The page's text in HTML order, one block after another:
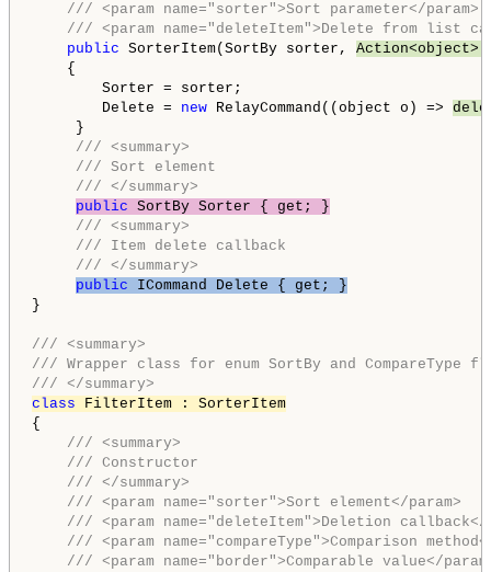
/// <param name="sorter">Sort parameter</param>
/// <param name="deleteItem">Delete from list
public SorterItem(SortBy sorter, Action<object>
{
Sorter = sorter;
Delete = new RelayCommand((object o) =>
}
/// <summary>
/// Sort element
/// </summary>
public SortBy Sorter { get; }
/// <summary>
/// Item delete callback
/// </summary>
public ICommand Delete { get; }
}
/// <summary>
/// Wrapper class for enum SortBy and CompareType
/// </summary>
class FilterItem : SorterItem
{
/// <summary>
/// Constructor
/// </summary>
/// <param name="sorter">Sort element</param>
/// <param name="deleteItem">Deletion callback</
/// <param name="compareType">Comparison
/// <param name="border">Comparable value</